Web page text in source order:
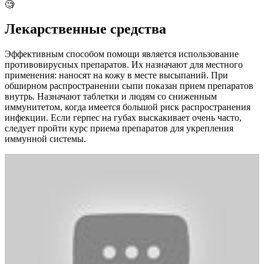
🧐
Лекарственные средства
Эффективным способом помощи является использование
противовирусных препаратов. Их назначают для местного
применения: наносят на кожу в месте высыпаний. При
обширном распространении сыпи показан прием препаратов
внутрь. Назначают таблетки и людям со сниженным
иммунитетом, когда имеется большой риск распространения
инфекции. Если герпес на губах выскакивает очень часто,
следует пройти курс приема препаратов для укрепления
иммунной системы.